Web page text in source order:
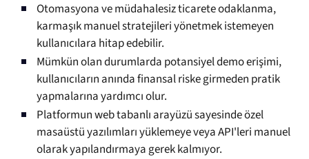
Otomasyona ve müdahalesiz ticarete odaklanma,
karmaşık manuel stratejileri yönetmek istemeyen
kullanıcılara hitap edebilir.
Mümkün olan durumlarda potansiyel demo erişimi,
kullanıcıların anında finansal riske girmeden pratik
yapmalarına yardımcı olur.
Platformun web tabanlı arayüzü sayesinde özel
masaüstü yazılımları yüklemeye veya API'leri manuel
olarak yapılandırmaya gerek kalmıyor.